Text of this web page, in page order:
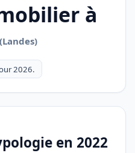
à
(Landes)
2026.
en 2022